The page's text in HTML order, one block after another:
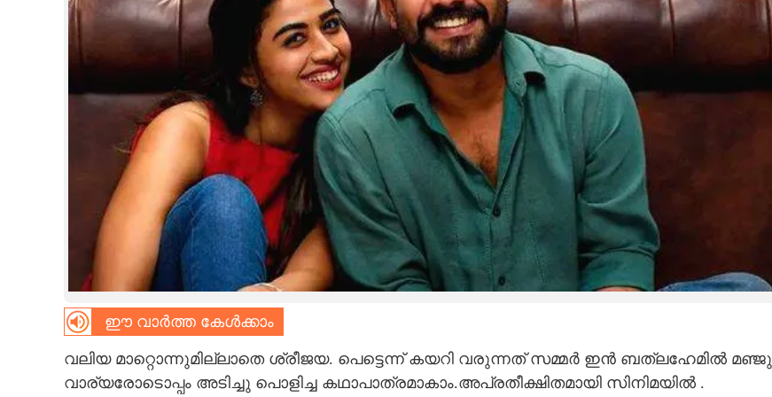
LIFESTYLE
CARTOONS
ഈ വാർത്ത കേൾക്കാം
വലിയ മാറ്റൊന്നുമില്ലാതെ ശ്രീജയ. പെട്ടെന്ന് കയറി വരുന്നത് സമ്മർ ഇൻ ബത്ലഹേമിൽ മഞ്ജു
വാര്യരോടൊപ്പം അടിച്ചു പൊളിച്ച കഥാപാത്രമാകാം.അപ്രതീക്ഷിതമായി സിനിമയിൽ .